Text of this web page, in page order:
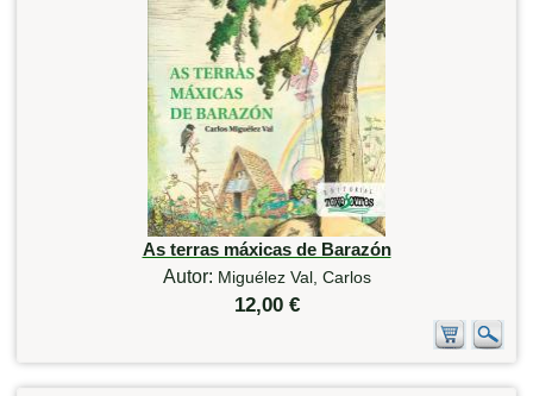
As terras máxicas de Barazón
Autor: Miguélez Val, Carlos
12,00 €